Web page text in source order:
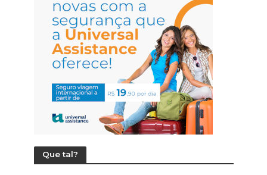
Que tal?